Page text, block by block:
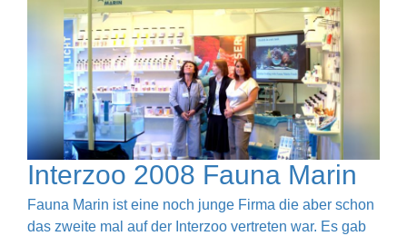
Interzoo 2008 Fauna Marin
Fauna Marin ist eine noch junge Firma die aber schon
das zweite mal auf der Interzoo vertreten war. Es gab